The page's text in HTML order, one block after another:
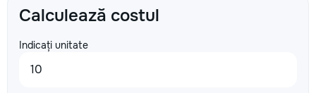
Calculează costul
Indicați unitate